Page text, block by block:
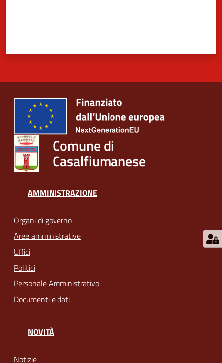
Comune di
Casalfiumanese
AMMINISTRAZIONE
Organi di governo
Aree amministrative
Uffici
Politici
Personale Amministrativo
Documenti e dati
NOVITÀ
Notizie